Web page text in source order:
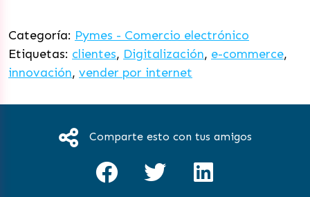
Categoría: Pymes - Comercio electrónico
Etiquetas: clientes, Digitalización, e-commerce,
innovación, vender por internet
Comparte esto con tus amigos